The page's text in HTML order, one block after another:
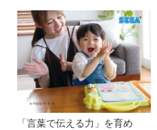
「言葉で伝える力」を育め